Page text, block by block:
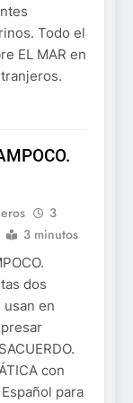
Todo el
EL MAR en
3
3 minutos
dos
usan en
con
para